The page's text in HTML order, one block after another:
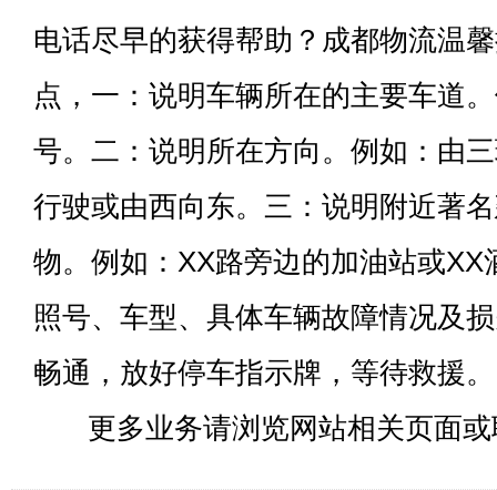
电话尽早的获得帮助？成都物流温
点，一：说明车辆所在的主要车道
号。二：说明所在方向。例如：由
行驶或由西向东。三：说明附近著
物。例如：XX路旁边的加油站或
照号、车型、具体车辆故障情况及
畅通，放好停车指示牌，等待救援。
更多业务请浏览网站相关页